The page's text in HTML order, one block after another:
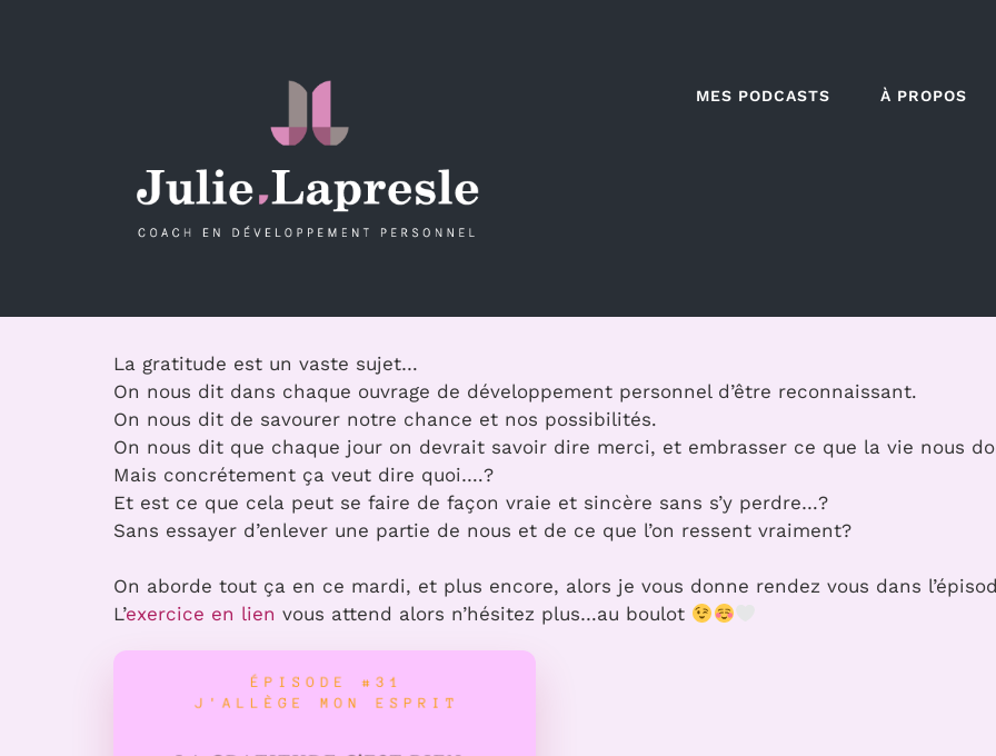
MES PODCASTS À PROPOS
La gratitude est un vaste sujet…
On nous dit dans chaque ouvrage de développement personnel d’être reconnaissant.
On nous dit de savourer notre chance et nos possibilités.
On nous dit que chaque jour on devrait savoir dire merci, et embrasser ce que la vie nous
Mais concrétement ça veut dire quoi….?
Et est ce que cela peut se faire de façon vraie et sincère sans s’y perdre…?
Sans essayer d’enlever une partie de nous et de ce que l’on ressent vraiment?
On aborde tout ça en ce mardi, et plus encore, alors je vous donne rendez vous dans
L’exercice en lien vous attend alors n’hésitez plus…au boulot